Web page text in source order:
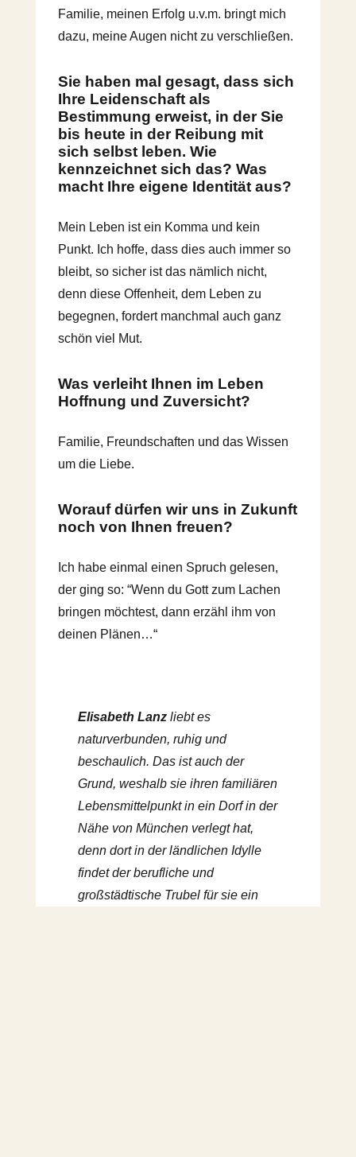
Familie, meinen Erfolg u.v.m. bringt mich
dazu, meine Augen nicht zu verschließen.
Sie haben mal gesagt, dass sich
Ihre Leidenschaft als
Bestimmung erweist, in der Sie
bis heute in der Reibung mit
sich selbst leben. Wie
kennzeichnet sich das? Was
macht Ihre eigene Identität aus?
Mein Leben ist ein Komma und kein
Punkt. Ich hoffe, dass dies auch immer so
bleibt, so sicher ist das nämlich nicht,
denn diese Offenheit, dem Leben zu
begegnen, fordert manchmal auch ganz
schön viel Mut.
Was verleiht Ihnen im Leben
Hoffnung und Zuversicht?
Familie, Freundschaften und das Wissen
um die Liebe.
Worauf dürfen wir uns in Zukunft
noch von Ihnen freuen?
Ich habe einmal einen Spruch gelesen,
der ging so: “Wenn du Gott zum Lachen
bringen möchtest, dann erzähl ihm von
deinen Plänen…“
Elisabeth Lanz liebt es
naturverbunden, ruhig und
beschaulich. Das ist auch der
Grund, weshalb sie ihren familiären
Lebensmittelpunkt in ein Dorf in der
Nähe von München verlegt hat,
denn dort in der ländlichen Idylle
findet der berufliche und
großstädtische Trubel für sie ein